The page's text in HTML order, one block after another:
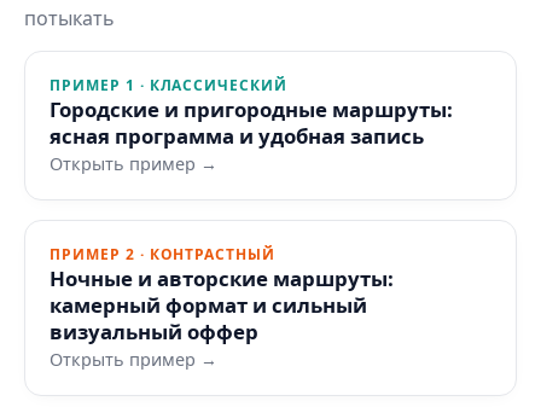
потыкать
ПРИМЕР 1 · КЛАССИЧЕСКИЙ
Городские и пригородные маршруты:
ясная программа и удобная запись
Открыть пример →
ПРИМЕР 2 · КОНТРАСТНЫЙ
Ночные и авторские маршруты:
камерный формат и сильный
визуальный оффер
Открыть пример →